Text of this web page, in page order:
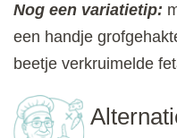
Nog een variatietip:
een handje
beetje verkruimelde